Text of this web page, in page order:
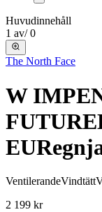
Huvudinnehåll
1 av/ 0
The North Face
W
EU
VentilerandeVindtätt
2 199 kr